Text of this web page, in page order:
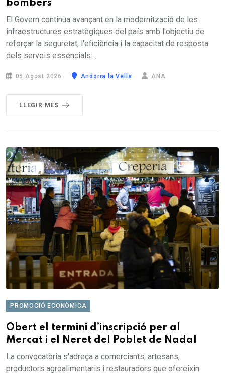
bombers
El Govern continua avançant en la modernització de les
infraestructures estratègiques del país amb l'objectiu de
reforçar la seguretat, l'eficiència i la capacitat de resposta
dels serveis essencials....
05 Agost 2026 Andorra la Vella ANA
LLEGIR MÉS
PROMOCIÓ ECONÒMICA
Obert el termini d’inscripció per al
Mercat i el Neret del Poblet de Nadal
La convocatòria s'adreça a comerciants, artesans,
productors agroalimentaris i restauradors que ofereixin